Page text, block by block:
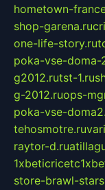
hometown-
shop-garena.ru
one-life-story.ru
poka-vse-doma-
g2012.rutst-1.ru
g-2012.ruops-
poka-vse-
tehosmotre.ru
raytor-d.ru
store-brawl-